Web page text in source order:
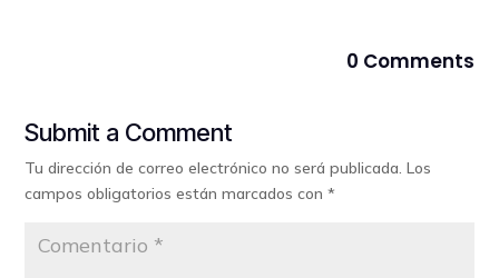
0 Comments
Submit a Comment
Tu dirección de correo electrónico no será publicada. Los
campos obligatorios están marcados con*